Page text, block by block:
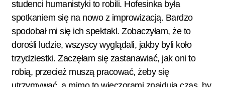
studenci humanistyki to robili. Hofesinka była
spotkaniem się na nowo z improwizacją. Bardzo
spodobał mi się ich spektakl. Zobaczyłam, że to
dorośli ludzie, wszyscy wyglądali, jakby byli koło
trzydziestki. Zaczęłam się zastanawiać, jak oni to
robią, przecież muszą pracować, żeby się